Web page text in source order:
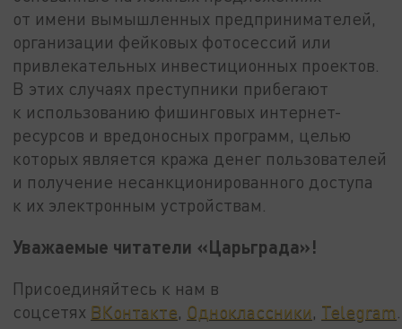
от имени вымышленных предпринимателей,
организации фейковых фотосессий или
привлекательных инвестиционных проектов.
В этих случаях преступники прибегают
к использованию фишинговых интернет-
ресурсов и вредоносных программ, целью
которых является кража денег пользователей
и получение несанкционированного доступа
к их электронным устройствам.
Уважаемые читатели «Царьграда»!
Присоединяйтесь к нам в
соцсетях ВКонтакте Одноклассники Telegram